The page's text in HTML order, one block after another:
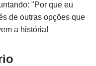
"Por que eu
de outras opções que
a história!